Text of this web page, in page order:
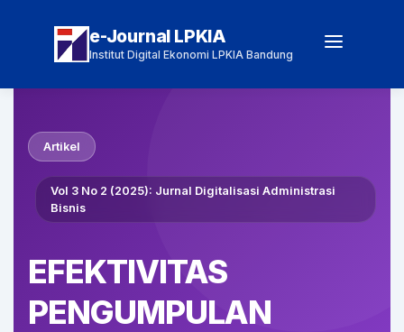
e-Journal LPKIA
Institut Digital Ekonomi LPKIA Bandung
Artikel
Vol 3 No 2 (2025): Jurnal Digitalisasi Administrasi
Bisnis
EFEKTIVITAS
PENGUMPULAN